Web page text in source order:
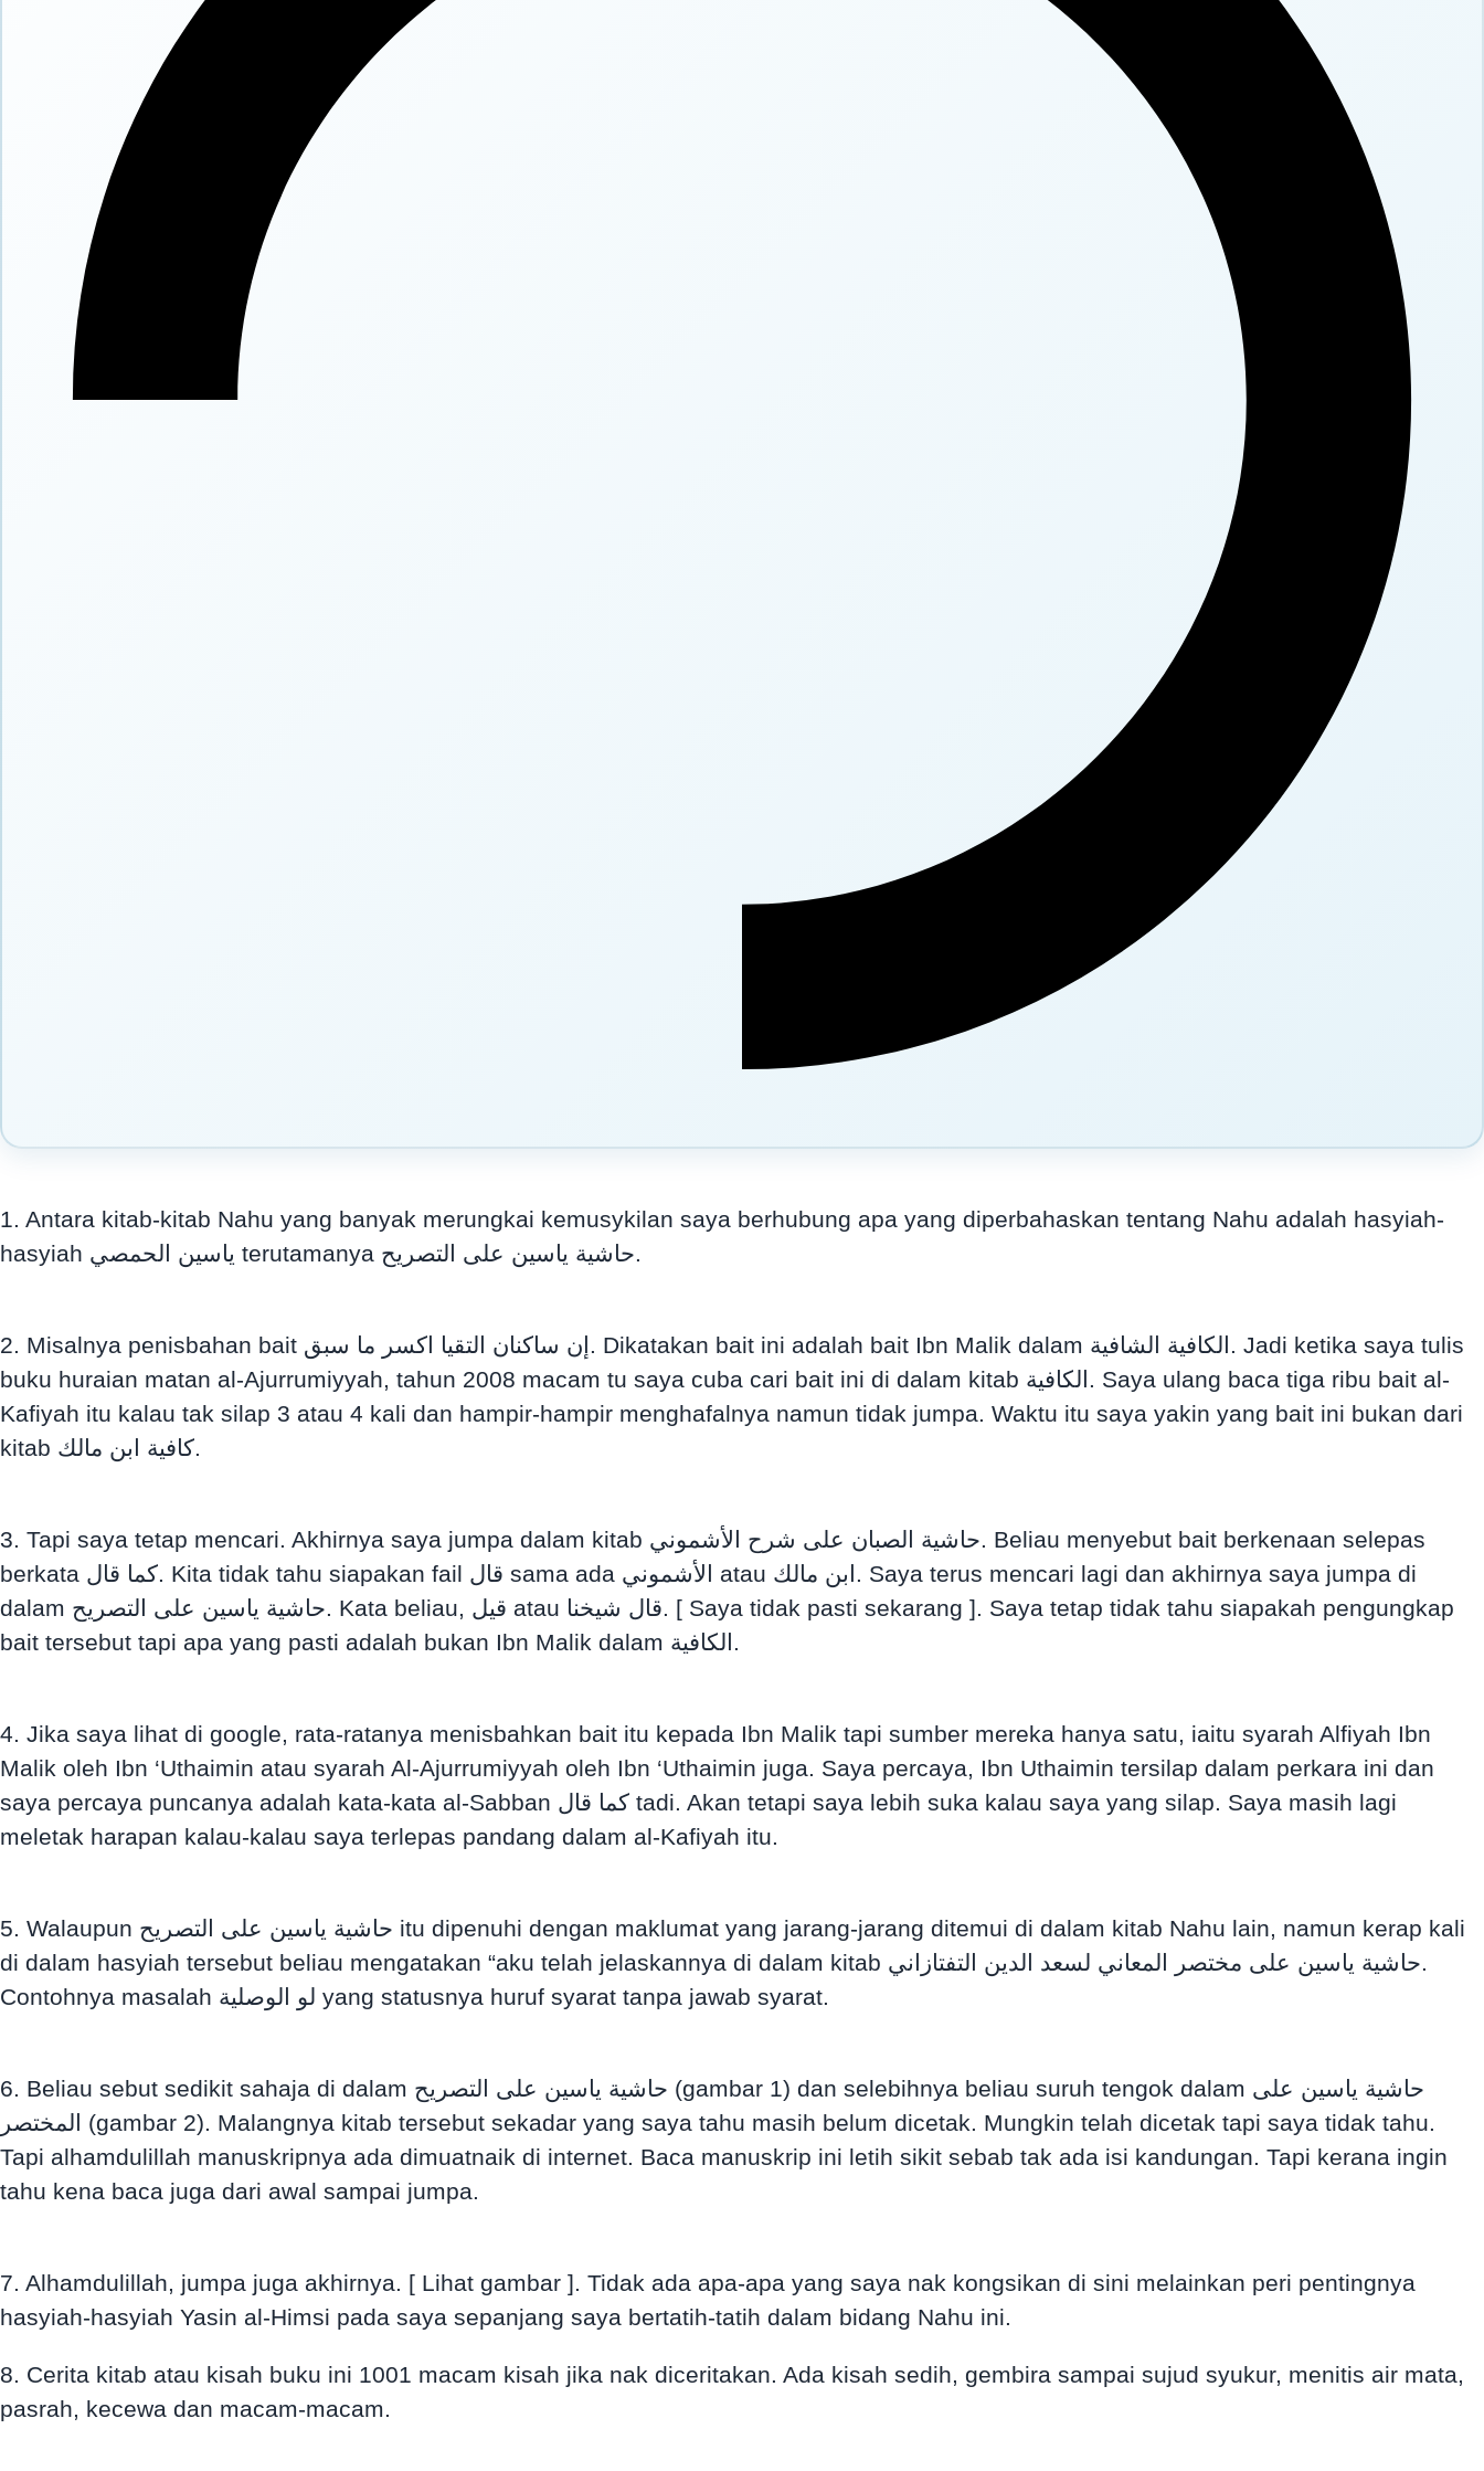
1. Antara kitab-kitab Nahu yang banyak merungkai kemusykilan saya berhubung apa yang diperbahaskan tentang Nahu adalah hasyiah-
hasyiah ياسين الحمصي terutamanya حاشية ياسين على التصريح.
2. Misalnya penisbahan bait إن ساكنان التقيا اكسر ما سبق. Dikatakan bait ini adalah bait Ibn Malik dalam الكافية الشافية. Jadi ketika saya tulis
buku huraian matan al-Ajurrumiyyah, tahun 2008 macam tu saya cuba cari bait ini di dalam kitab الكافية. Saya ulang baca tiga ribu bait al-
Kafiyah itu kalau tak silap 3 atau 4 kali dan hampir-hampir menghafalnya namun tidak jumpa. Waktu itu saya yakin yang bait ini bukan dari
kitab كافية ابن مالك.
3. Tapi saya tetap mencari. Akhirnya saya jumpa dalam kitab حاشية الصبان على شرح الأشموني. Beliau menyebut bait berkenaan selepas
berkata كما قال. Kita tidak tahu siapakan fail قال sama ada الأشموني atau ابن مالك. Saya terus mencari lagi dan akhirnya saya jumpa di
dalam حاشية ياسين على التصريح. Kata beliau, قيل atau قال شيخنا. [ Saya tidak pasti sekarang ]. Saya tetap tidak tahu siapakah pengungkap
bait tersebut tapi apa yang pasti adalah bukan Ibn Malik dalam الكافية.
4. Jika saya lihat di google, rata-ratanya menisbahkan bait itu kepada Ibn Malik tapi sumber mereka hanya satu, iaitu syarah Alfiyah Ibn
Malik oleh Ibn ‘Uthaimin atau syarah Al-Ajurrumiyyah oleh Ibn ‘Uthaimin juga. Saya percaya, Ibn Uthaimin tersilap dalam perkara ini dan
saya percaya puncanya adalah kata-kata al-Sabban كما قال tadi. Akan tetapi saya lebih suka kalau saya yang silap. Saya masih lagi
meletak harapan kalau-kalau saya terlepas pandang dalam al-Kafiyah itu.
5. Walaupun حاشية ياسين على التصريح itu dipenuhi dengan maklumat yang jarang-jarang ditemui di dalam kitab Nahu lain, namun kerap kali
di dalam hasyiah tersebut beliau mengatakan “aku telah jelaskannya di dalam kitab حاشية ياسين على مختصر المعاني لسعد الدين التفتازاني.
Contohnya masalah لو الوصلية yang statusnya huruf syarat tanpa jawab syarat.
6. Beliau sebut sedikit sahaja di dalam حاشية ياسين على التصريح (gambar 1) dan selebihnya beliau suruh tengok dalam حاشية ياسين على
المختصر (gambar 2). Malangnya kitab tersebut sekadar yang saya tahu masih belum dicetak. Mungkin telah dicetak tapi saya tidak tahu.
Tapi alhamdulillah manuskripnya ada dimuatnaik di internet. Baca manuskrip ini letih sikit sebab tak ada isi kandungan. Tapi kerana ingin
tahu kena baca juga dari awal sampai jumpa.
7. Alhamdulillah, jumpa juga akhirnya. [ Lihat gambar ]. Tidak ada apa-apa yang saya nak kongsikan di sini melainkan peri pentingnya
hasyiah-hasyiah Yasin al-Himsi pada saya sepanjang saya bertatih-tatih dalam bidang Nahu ini.
8. Cerita kitab atau kisah buku ini 1001 macam kisah jika nak diceritakan. Ada kisah sedih, gembira sampai sujud syukur, menitis air mata,
pasrah, kecewa dan macam-macam.